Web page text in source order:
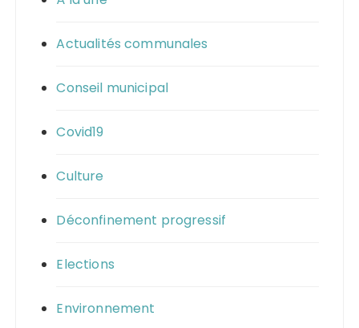
Actualités communales
Conseil municipal
Covid19
Culture
Déconfinement progressif
Elections
Environnement